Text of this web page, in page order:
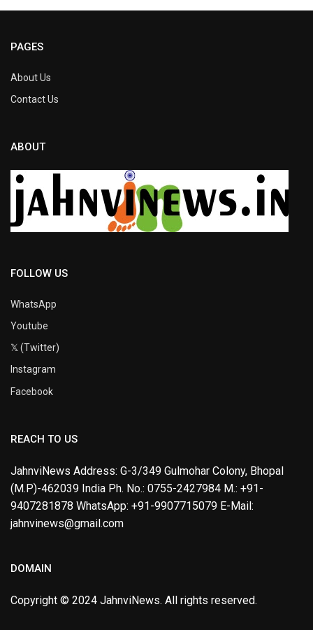
PAGES
About Us
Contact Us
ABOUT
FOLLOW US
WhatsApp
Youtube
𝕏 (Twitter)
Instagram
Facebook
REACH TO US
JahnviNews Address: G-3/349 Gulmohar Colony, Bhopal
(M.P)-462039 India Ph. No.: 0755-2427984 M.: +91-
9407281878 WhatsApp: +91-9907715079 E-Mail:
jahnvinews@gmail.com
DOMAIN
Copyright © 2024 JahnviNews. All rights reserved.